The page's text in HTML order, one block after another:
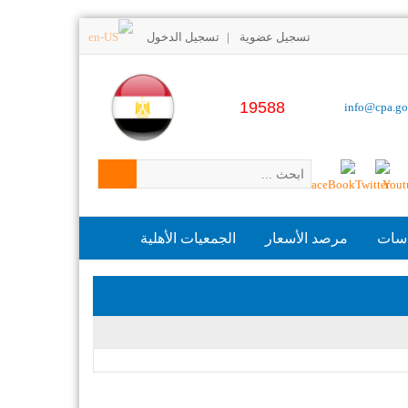
تسجيل عضوية | تسجيل الدخول
19588
مرصد الأسعار الجمعيات الأهلية